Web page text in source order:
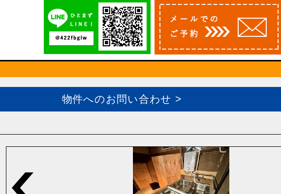
物件へのお問い合わせ >